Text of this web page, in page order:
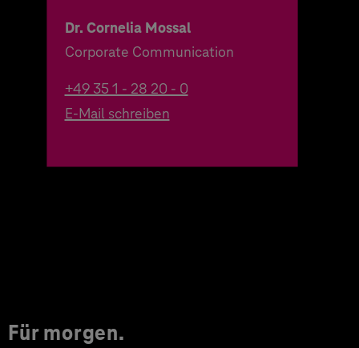
Dr. Cornelia Mossal
Corporate Communication
+49 35 1 - 28 20 - 0
E-Mail schreiben
Für morgen.